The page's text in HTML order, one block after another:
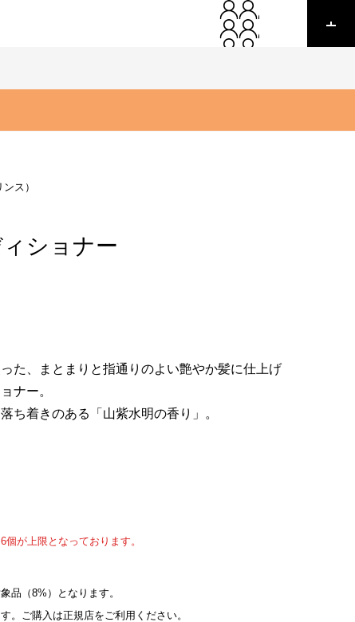
ス）
ショナー
た、まとまりと指通りのよい艶やか髪に仕上げ
ナー。
ち着きのある「山紫水明の香り」。
が上限となっております。
品（8%）となります。
。ご購入は正規店をご利用ください。